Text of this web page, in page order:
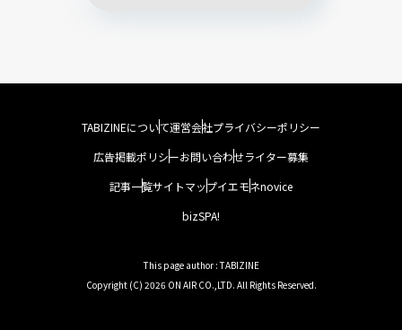
TABIZINEについて運営会社プライバシーポリシー
広告掲載ポリシーお問い合わせライター募集
記事一覧サイトマップイエモネnovice
bizSPA!
This page author : TABIZINE
Copyright (C) 2026 ON AIR CO.,LTD. All Rights Reserved.